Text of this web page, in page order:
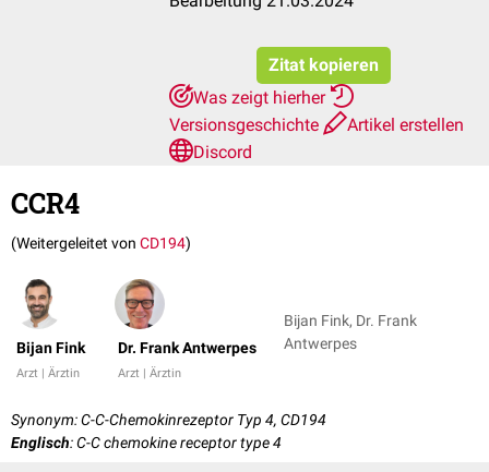
Zitat kopieren
Was zeigt hierher
Versionsgeschichte
Artikel erstellen
Discord
CCR4
(Weitergeleitet von CD194)
Bijan Fink
Arzt | Ärztin
Dr. Frank Antwerpes
Arzt | Ärztin
Bijan Fink, Dr. Frank
Antwerpes
Synonym: C-C-Chemokinrezeptor Typ 4, CD194
Englisch: C-C chemokine receptor type 4